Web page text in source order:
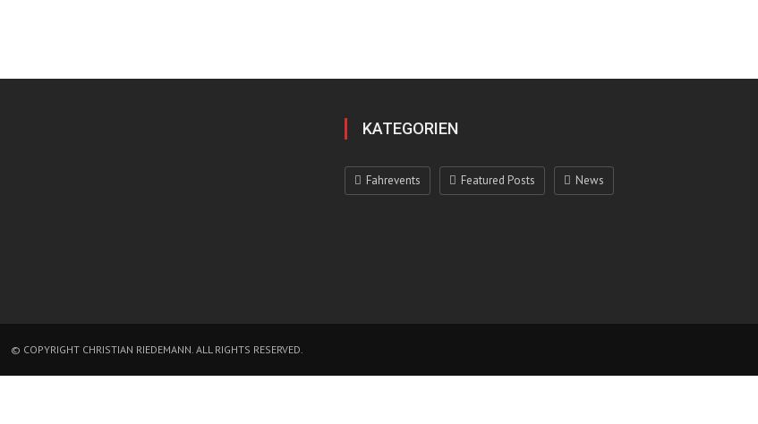
KATEGORIEN
Fahrevents Featured Posts News
© COPYRIGHT CHRISTIAN RIEDEMANN. ALL RIGHTS RESERVED.